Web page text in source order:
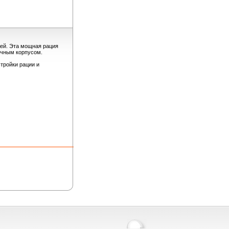
Эта мощная рация
корпусом.
рации и